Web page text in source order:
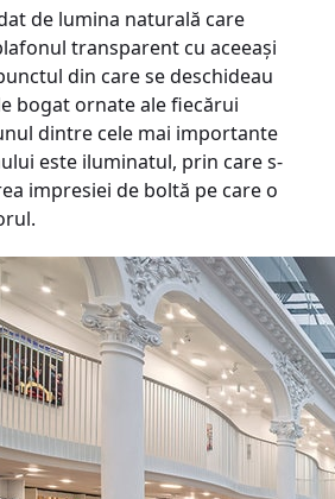
de lumina naturală care
transparent cu aceeaşi
din care se deschideau
bogat ornate ale fiecărui
dintre cele mai importante
este iluminatul, prin care s-
impresiei de boltă pe care o